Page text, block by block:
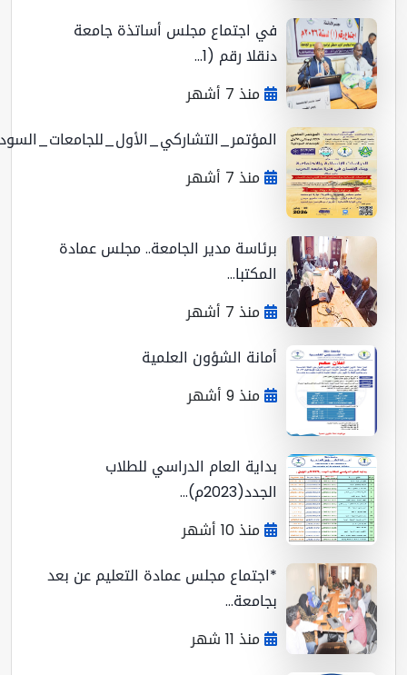
في اجتماع مجلس أساتذة جامعة
دنقلا رقم (1...
منذ 7 أشهر
المؤتمر_التشاركي_الأول_للجامعات_السوداني...
منذ 7 أشهر
برئاسة مدير الجامعة.. مجلس عمادة
المكتبا...
منذ 7 أشهر
أمانة الشؤون العلمية
منذ 9 أشهر
بداية العام الدراسي للطلاب
الجدد(2023م)...
منذ 10 أشهر
*اجتماع مجلس عمادة التعليم عن بعد
بجامعة...
منذ 11 شهر